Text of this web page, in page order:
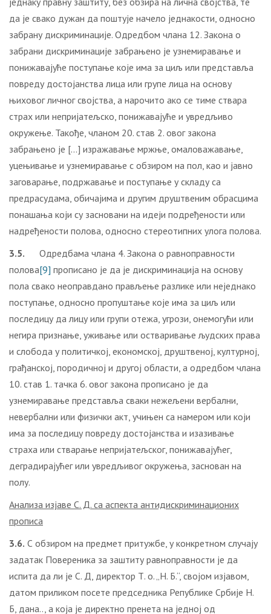
да је свако дужан да поштује начело једнакости, односно
забрану дискриминације. Одредбом члана 12. Закона о
забрани дискриминације забрањено је узнемиравање и
понижавајуће поступање које има за циљ или представља
повреду достојанства лица или групе лица на основу
њиховог личног својства, а нарочито ако се тиме ствара
страх или непријатељско, понижавајуће и увредљиво
окружење. Такође, чланом 20. став 2. овог закона
забрањено је […] изражавање мржње, омаловажавање,
уцењивање и узнемиравање с обзиром на пол, као и јавно
заговарање, подржавање и поступање у складу са
предрасудама, обичајима и другим друштвеним обрасцима
понашања који су засновани на идеји подређености или
надређености полова, односно стереотипних улога полова.
3.5. Одредбама члана 4. Закона о равноправности
полова[9] прописано је да је дискриминација на основу
пола свако неоправдано прављење разлике или неједнако
поступање, односно пропуштање које има за циљ или
последицу да лицу или групи отежа, угрози, онемогући или
негира признање, уживање или остваривање људских права
и слобода у политичкој, економској, друштвеној, културној,
грађанској, породичној и другој области, а одредбом члана
10. став 1. тачка 6. овог закона прописано је да
узнемиравање представља сваки нежељени вербални,
невербални или физички акт, учињен са намером или који
има за последицу повреду достојанства и изазивање
страха или стварање непријатељског, понижавајућег,
деградирајућег или увредљивог окружења, заснован на
полу.
Анализа изјаве С. Д. са аспекта антидискриминационих
прописа
3.6. С обзиром на предмет притужбе, у конкретном случају
задатак Повереника за заштиту равноправности је да
испита да ли је С. Д, директор Т. о. „Н. Б.“, својом изјавом,
датом приликом посете председника Републике Србије Н.
Б, дана.., а која је директно пренета на једној од